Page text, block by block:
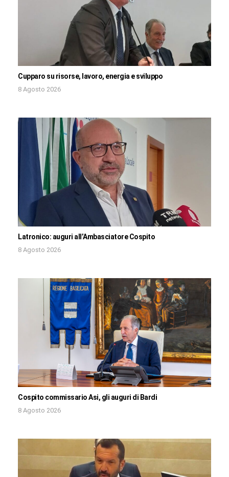
Cupparo su risorse, lavoro, energia e sviluppo
8 Agosto 2026
Latronico: auguri all’Ambasciatore Cospito
8 Agosto 2026
Cospito commissario Asi, gli auguri di Bardi
8 Agosto 2026